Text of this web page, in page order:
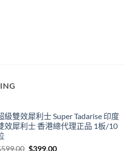
級雙效犀利士 Super Tadarise 印度
效犀利士 香港總代理正品 1板/10
599.00 Original
$399.00Current